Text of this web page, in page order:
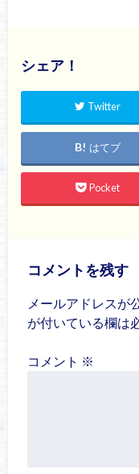
シェア！
Twitter
はてブ
Pocket
コメントを残す
メールアドレスが
が付いている欄は
コメント ※